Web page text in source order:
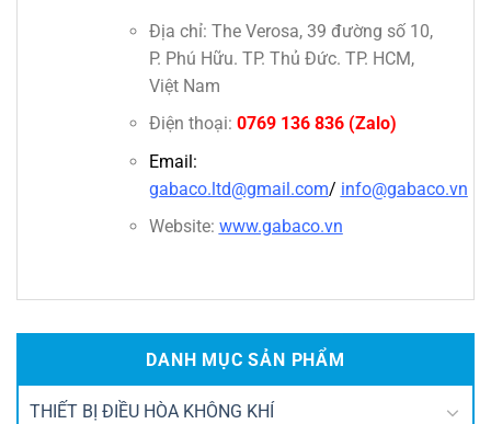
Địa chỉ: The Verosa, 39 đường số 10,
P. Phú Hữu. TP. Thủ Đức. TP. HCM,
Việt Nam
Điện thoại: 0769 136 836 (Zalo)
Email:
gabaco.ltd@gmail.com/ info@gabaco.vn
Website: www.gabaco.vn
DANH MỤC SẢN PHẨM
THIẾT BỊ ĐIỀU HÒA KHÔNG KHÍ